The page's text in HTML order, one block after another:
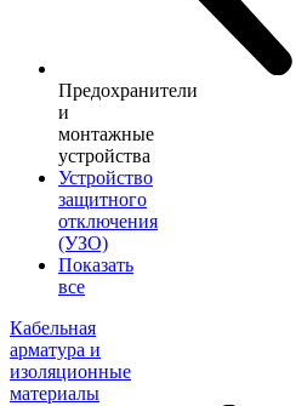
Предохранители
и
монтажные
устройства
Устройство
защитного
отключения
(УЗО)
Показать
все
Кабельная
арматура и
изоляционные
материалы